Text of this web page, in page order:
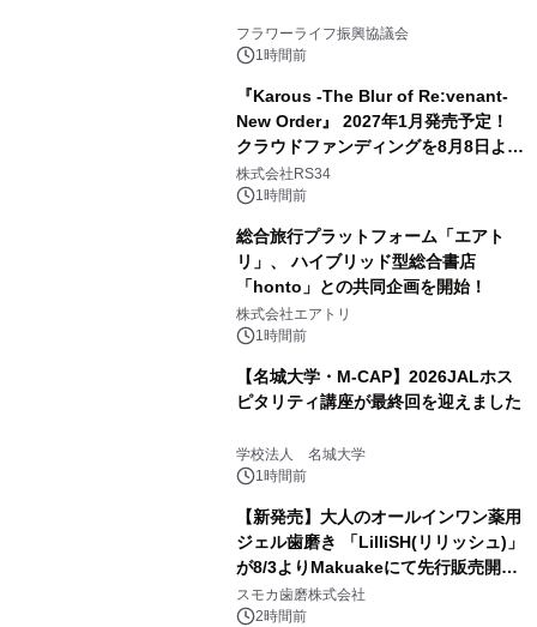
フラワーライフ振興協議会
1時間前
『Karous -The Blur of Re:venant-
New Order』 2027年1月発売予定！
クラウドファンディングを8月8日より
開始
株式会社RS34
1時間前
総合旅行プラットフォーム「エアト
リ」、 ハイブリッド型総合書店
「honto」との共同企画を開始！
株式会社エアトリ
1時間前
【名城大学・M-CAP】2026JALホス
ピタリティ講座が最終回を迎えました
学校法人 名城大学
1時間前
【新発売】大人のオールインワン薬用
ジェル歯磨き 「LilliSH(リリッシュ)」
が8/3よりMakuakeにて先行販売開
始！
スモカ歯磨株式会社
2時間前